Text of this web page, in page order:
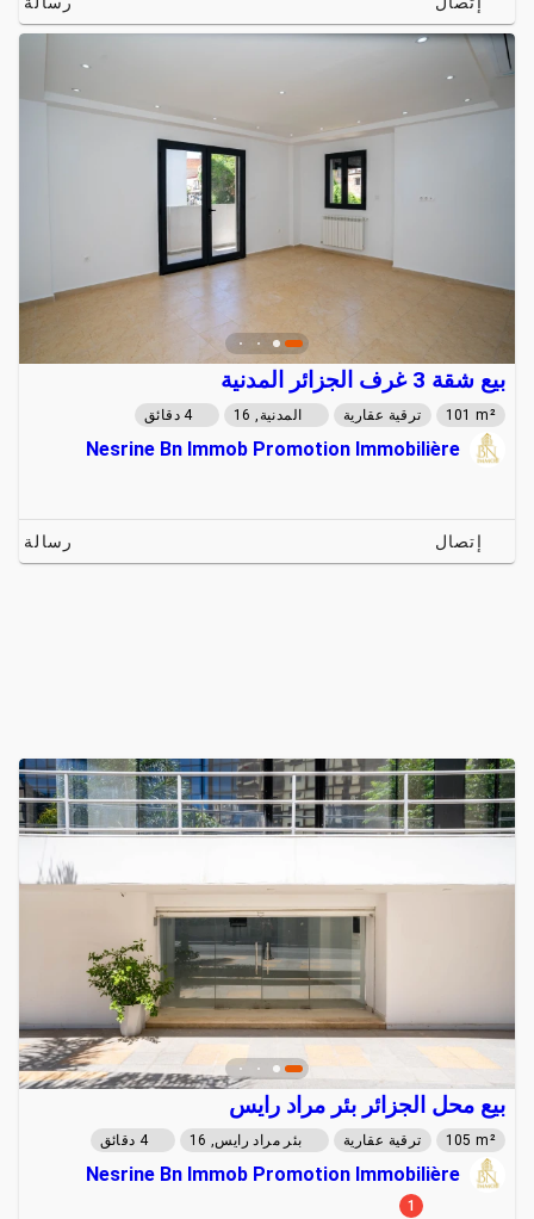
بيع شقة 3 غرف الجزائر المدنية
101 m² ترقية عقارية المدنية, 16 4 دقائق
Nesrine Bn Immob Promotion Immobilière
إتصال رسالة
بيع محل الجزائر بئر مراد رايس
105 m² ترقية عقارية بئر مراد رايس, 16 4 دقائق
Nesrine Bn Immob Promotion Immobilière
1